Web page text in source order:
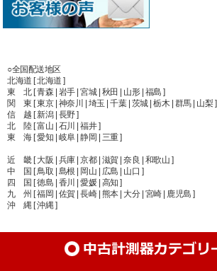
○全国配送地区
北海道 [ 北海道 ]
東 北 [ 青森 | 岩手 | 宮城 | 秋田 | 山形 | 福島 ]
関 東 [ 東京 | 神奈川 | 埼玉 | 千葉 | 茨城 | 栃木 | 群馬 | 山梨 ]
信 越 [ 新潟 | 長野 ]
北 陸 [ 富山 | 石川 | 福井 ]
東 海 [ 愛知 | 岐阜 | 静岡 | 三重 ]
近 畿 [ 大阪 | 兵庫 | 京都 | 滋賀 | 奈良 | 和歌山 ]
中 国 [ 鳥取 | 島根 | 岡山 | 広島 | 山口 ]
四 国 [ 徳島 | 香川 | 愛媛 | 高知 ]
九 州 [ 福岡 | 佐賀 | 長崎 | 熊本 | 大分 | 宮崎 | 鹿児島 ]
沖 縄 [ 沖縄 ]